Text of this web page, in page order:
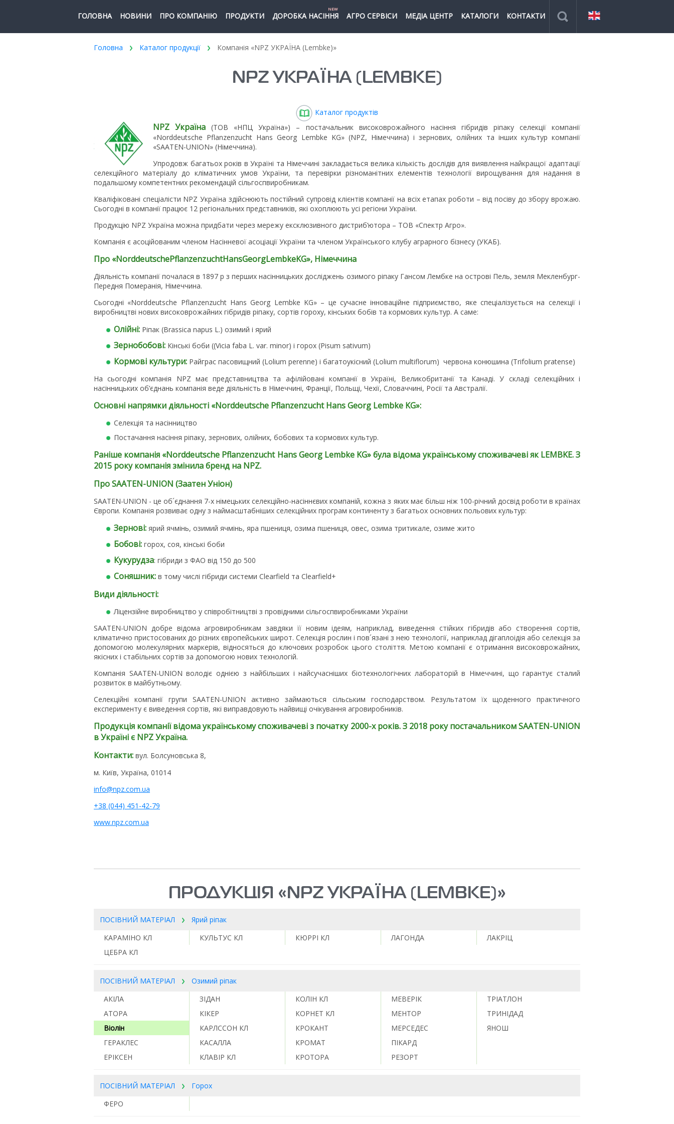
ГОЛОВНА НОВИНИ ПРО КОМПАНІЮ ПРОДУКТИ ДОРОБКА НАСІННЯ
NEW
АГРО СЕРВІСИ МЕДІА ЦЕНТР КАТАЛОГИ КОНТАКТИ
Головна Каталог продукції Компанія «NPZ УКРАЇНА (Lembke)»
NPZ УКРАЇНА (LEMBKE)
Каталог продуктів
NPZ Україна (ТОВ «НПЦ Україна») – постачальник високоврожайного насіння гібридів ріпаку селекції компанії
«Norddeutsche Pflanzenzucht Hans Georg Lembke KG» (NPZ, Німеччина) і зернових, олійних та інших культур компанії
«SAATEN-UNION» (Німеччина).
Упродовж багатьох років в Україні та Німеччині закладається велика кількість дослідів для виявлення найкращої адаптації
селекційного матеріалу до кліматичних умов України, та перевірки різноманітних елементів технології вирощування для надання в
подальшому компетентних рекомендацій сільгоспвиробникам.
Кваліфіковані спеціалісти NPZ Україна здійснюють постійний супровід клієнтів компанії на всіх етапах роботи – від посіву до збору врожаю.
Сьогодні в компанії працює 12 регіональних представників, які охоплюють усі регіони України.
Продукцію NPZ Україна можна придбати через мережу ексклюзивного дистриб’ютора – ТОВ «Спектр Агро».
Компанія є асоційованим членом Насінневої асоціації України та членом Українського клубу аграрного бізнесу (УКАБ).
Про «NorddeutschePflanzenzuchtHansGeorgLembkeKG», Німеччина
Діяльність компанії почалася в 1897 р з перших насінницьких досліджень озимого ріпаку Гансом Лембке на острові Пель, земля Мекленбург-
Передня Померанія, Німеччина.
Сьогодні «Norddeutsche Pflanzenzucht Hans Georg Lembke KG» – це сучасне інноваційне підприємство, яке спеціалізується на селекції і
виробництві нових високоврожайних гібридів ріпаку, сортів гороху, кінських бобів та кормових культур. А саме:
Олійні: Ріпак (Brassica napus L.) озимий і ярий
Зернобобові: Кінські боби ((Vicia faba L. var. minor) і горох (Pisum sativum)
Кормові культури: Райграс пасовищний (Lolium perenne) і багатоукісний (Lolium multiflorum) червона конюшина (Trifolium pratense)
На сьогодні компанія NPZ має представництва та афілійовані компанії в Україні, Великобританії та Канаді. У складі селекційних і
насінницьких об’єднань компанія веде діяльність в Німеччині, Франції, Польщі, Чехії, Словаччині, Росії та Австралії.
Основні напрямки діяльності «Norddeutsche PflanzenzuchtHansGeorg Lembke KG»:
Селекція та насінництво
Постачання насіння ріпаку, зернових, олійних, бобових та кормових культур.
Раніше компанія «Norddeutsche Pflanzenzucht HansGeorg Lembke KG» була відома українському споживачеві як LEMBKE. З
2015 року компанія змінила бренд на NPZ.
Про SAATEN-UNION (Заатен Уніон)
SAATEN-UNION - це об´єднання 7-х німецьких селекційно-насіннєвих компаній, кожна з яких має більш ніж 100-річний досвід роботи в країнах
Європи. Компанія розвиває одну з наймасштабніших селекційних програм континенту з багатьох основних польових культур:
Зернові: ярий ячмінь, озимий ячмінь, яра пшениця, озима пшениця, овес, озима тритикале, озиме жито
Бобові: горох, соя, кінські боби
Кукурудза: гібриди з ФАО від 150 до 500
Соняшник: в тому числі гібриди системи Clearfield та Clearfield+
Види діяльності:
Ліцензійне виробництво у співробітництві з провідними сільгоспвиробниками України
SAATEN-UNION добре відома агровиробникам завдяки її новим ідеям, наприклад, виведення стійких гібридів або створення сортів,
кліматично пристосованих до різних європейських широт. Селекція рослин і пов´язані з нею технології, наприклад дігаплоідія або селекція за
допомогою молекулярних маркерів, відносяться до ключових розробок цього століття. Метою компанії є отримання високоврожайних,
якісних і стабільних сортів за допомогою нових технологій.
Компанія SAATEN-UNION володіє однією з найбільших і найсучасніших біотехнологічних лабораторій в Німеччині, що гарантує сталий
розвиток в майбутньому.
Селекційні компанії групи SAATEN-UNION активно займаються сільським господарством. Результатом їх щоденного практичного
експерименту є виведення сортів, які виправдовують найвищі очікування агровиробників.
Продукція компанії відома українському споживачеві з початку 2000-х років. З 2018 року постачальником SAATEN-UNION
в Україні є NPZ Україна.
Контакти: вул. Болсуновська 8,
м. Київ, Україна, 01014
info@npz.com.ua
+38 (044) 451-42-79
www.npz.com.ua
ПРОДУКЦІЯ «NPZ УКРАЇНА (LEMBKE)»
ПОСІВНИЙ МАТЕРІАЛ
Ярий ріпак
КАРАМІНО КЛ
КУЛЬТУС КЛ КЮРРІ КЛ ЛАГОНДА
ЛАКРІЦ
ЦЕБРА КЛ
ПОСІВНИЙ МАТЕРІАЛ
Озимий ріпак
АКІЛА
АТОРА
Віолін
ГЕРАКЛЕС
ЕРІКСЕН
ЗІДАН
КІКЕР
КАРЛССОН КЛ
КАСАЛЛА
КЛАВІР КЛ
КОЛІН КЛ
КОРНЕТ КЛ
КРОКАНТ
КРОМАТ
КРОТОРА
МЕВЕРІК
МЕНТОР
МЕРСЕДЕС
ПІКАРД
РЕЗОРТ
ТРІАТЛОН
ТРИНІДАД
ЯНОШ
ПОСІВНИЙ МАТЕРІАЛ
Горох
ФЕРО